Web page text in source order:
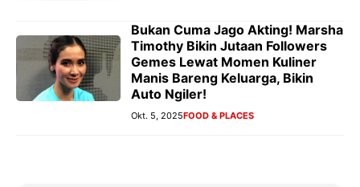
Bukan Cuma Jago Akting! Marsha
Timothy Bikin Jutaan Followers
Gemes Lewat Momen Kuliner
Manis Bareng Keluarga, Bikin
Auto Ngiler!
Okt. 5, 2025FOOD & PLACES